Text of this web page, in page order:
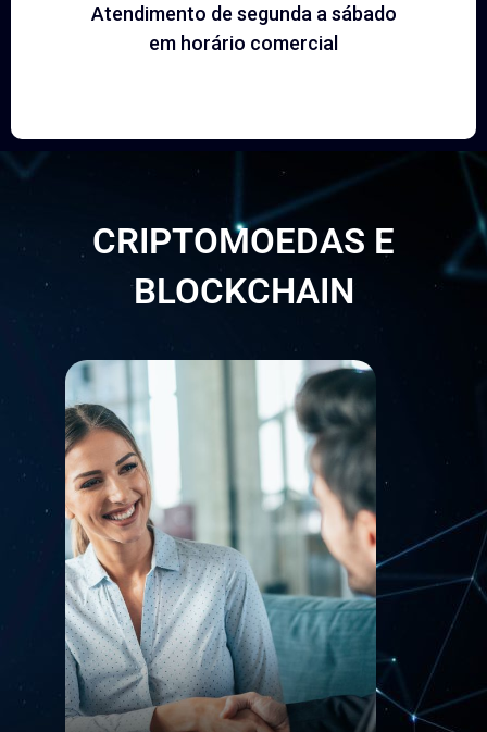
Atendimento de segunda a sábado
em horário comercial
CRIPTOMOEDAS E
BLOCKCHAIN